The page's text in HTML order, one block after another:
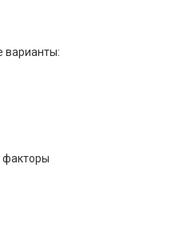
варианты:
факторы